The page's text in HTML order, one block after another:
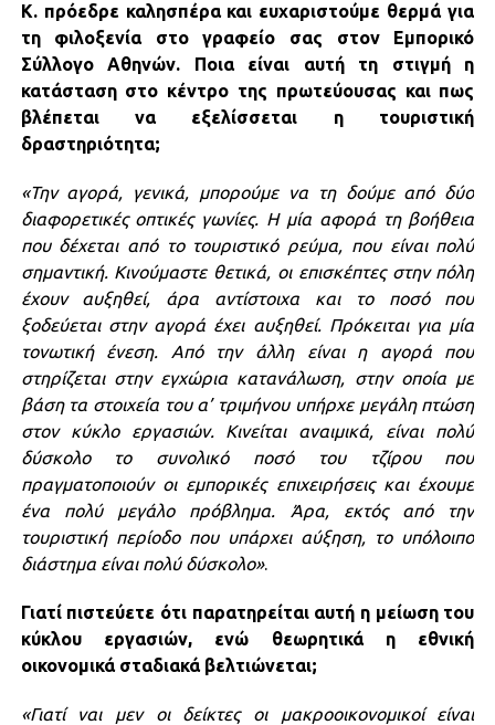
Κ. πρόεδρε καλησπέρα και ευχαριστούμε θερμά για
τη φιλοξενία στο γραφείο σας στον Εμπορικό
Σύλλογο Αθηνών. Ποια είναι αυτή τη στιγμή η
κατάσταση στο κέντρο της πρωτεύουσας και πως
βλέπεται να εξελίσσεται η τουριστική
δραστηριότητα;
«Την αγορά, γενικά, μπορούμε να τη δούμε από δύο
διαφορετικές οπτικές γωνίες. Η μία αφορά τη βοήθεια
που δέχεται από το τουριστικό ρεύμα, που είναι πολύ
σημαντική. Κινούμαστε θετικά, οι επισκέπτες στην πόλη
έχουν αυξηθεί, άρα αντίστοιχα και το ποσό που
ξοδεύεται στην αγορά έχει αυξηθεί. Πρόκειται για μία
τονωτική ένεση. Από την άλλη είναι η αγορά που
στηρίζεται στην εγχώρια κατανάλωση, στην οποία με
βάση τα στοιχεία του α’ τριμήνου υπήρχε μεγάλη πτώση
στον κύκλο εργασιών. Κινείται αναιμικά, είναι πολύ
δύσκολο το συνολικό ποσό του τζίρου που
πραγματοποιούν οι εμπορικές επιχειρήσεις και έχουμε
ένα πολύ μεγάλο πρόβλημα. Άρα, εκτός από την
τουριστική περίοδο που υπάρχει αύξηση, το υπόλοιπο
διάστημα είναι πολύ δύσκολο».
Γιατί πιστεύετε ότι παρατηρείται αυτή η μείωση του
κύκλου εργασιών, ενώ θεωρητικά η εθνική
οικονομικά σταδιακά βελτιώνεται;
«Γιατί ναι μεν οι δείκτες οι μακροοικονομικοί είναι